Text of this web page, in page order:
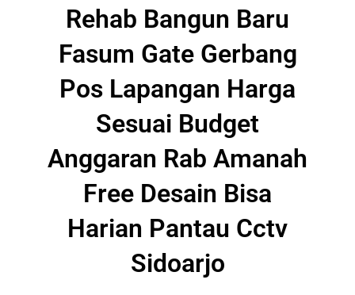
Rehab Bangun Baru
Fasum Gate Gerbang
Pos Lapangan Harga
Sesuai Budget
Anggaran Rab Amanah
Free Desain Bisa
Harian Pantau Cctv
Sidoarjo